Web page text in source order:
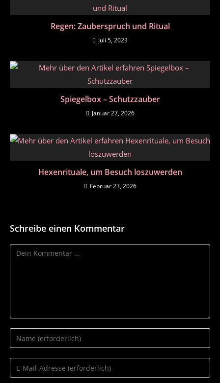
Regen: Zauberspruch und Ritual
Juli 5, 2023
Spiegelbox – Schutzzauber
Januar 27, 2026
Hexenrituale, um Besuch loszuwerden
Februar 23, 2026
Schreibe einen Kommentar
Kommentar
Gib
deinen
Namen
oder
Gib
deine